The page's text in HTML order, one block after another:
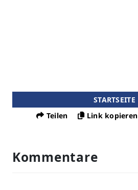
STARTSEITE
Teilen
Link kopieren
Kommentare